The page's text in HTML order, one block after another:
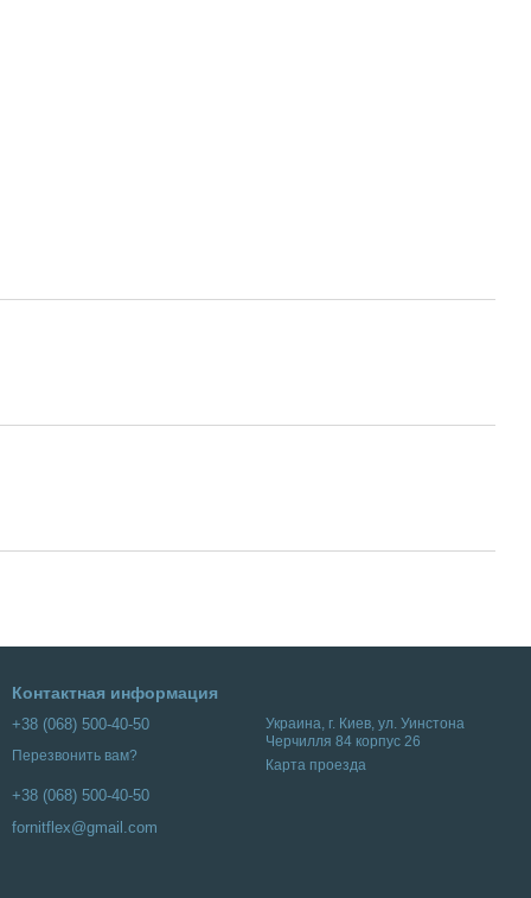
Контактная информация
+38 (068) 500-40-50
Перезвонить вам?
+38 (068) 500-40-50
fornitflex@gmail.com
Украина, г. Киев, ул. Уинстона
Черчилля 84 корпус 26
Карта проезда